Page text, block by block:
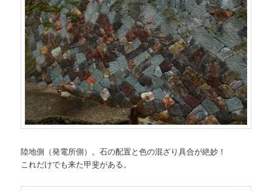
陸地側（発電所側）。石の配置と色の混ざり具合が絶妙！
これだけでも来た甲斐がある。